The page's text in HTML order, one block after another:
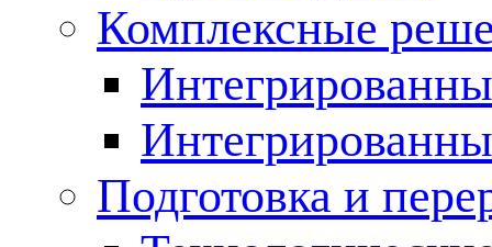
Комплексные
Подготовка и